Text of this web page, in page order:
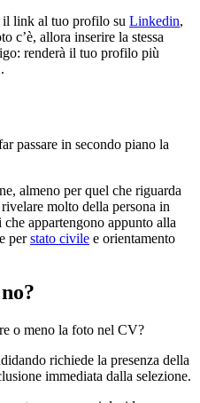
il link al tuo profilo su Linkedin,
c’è, allora inserire la stessa
renderà il tuo profilo più
passare in secondo piano la
almeno per quel che riguarda
molto della persona in
appartengono appunto alla
perstato civile e orientamento
o meno la foto nel CV?
richiede la presenza della
immediata dalla selezione.